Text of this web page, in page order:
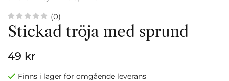
(0)
Stickad tröja med sprund
49 kr
Finns i lager för omgående leverans